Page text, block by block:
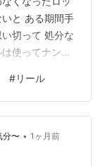
と ある期間手
切って 処分な
使ってナンボ
イだろうな
で先に書きまし
送る為の梱包材
するリール。
。 小さい箱の
#リール
分〜 • 1ヶ月前